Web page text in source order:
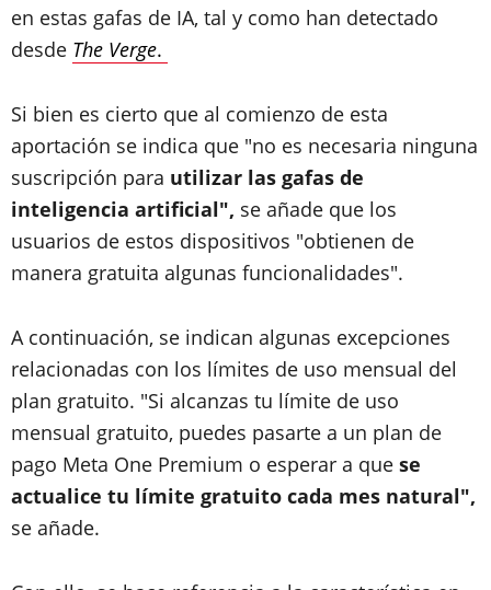
en estas gafas de IA, tal y como han detectado
desde The Verge.
Si bien es cierto que al comienzo de esta
aportación se indica que "no es necesaria ninguna
suscripción para utilizar las gafas de
inteligencia artificial", se añade que los
usuarios de estos dispositivos "obtienen de
manera gratuita algunas funcionalidades".
A continuación, se indican algunas excepciones
relacionadas con los límites de uso mensual del
plan gratuito. "Si alcanzas tu límite de uso
mensual gratuito, puedes pasarte a un plan de
pago Meta One Premium o esperar a que se
actualice tu límite gratuito cada mes natural",
se añade.